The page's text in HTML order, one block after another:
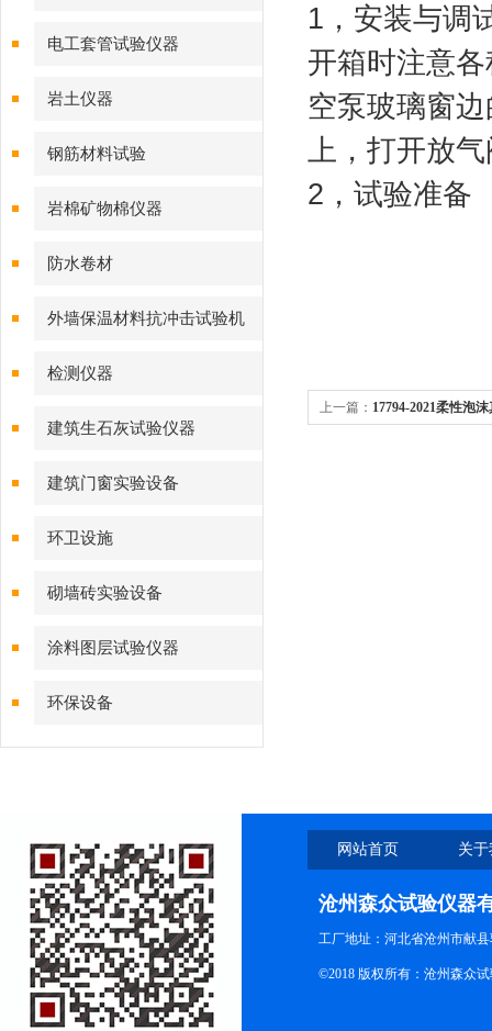
电工套管试验仪器
岩土仪器
钢筋材料试验
岩棉矿物棉仪器
防水卷材
外墙保温材料抗冲击试验机
检测仪器
建筑生石灰试验仪器
建筑门窗实验设备
环卫设施
砌墙砖实验设备
涂料图层试验仪器
环保设备
1，安装与调
开箱时注意
空泵玻璃窗
上，打开放
2，试验准备
上一篇： 17794-2021柔性泡
网站首页 关
沧州森众试验仪器
工厂地址：河北省沧州市献
©2018 版权所有：沧州森众